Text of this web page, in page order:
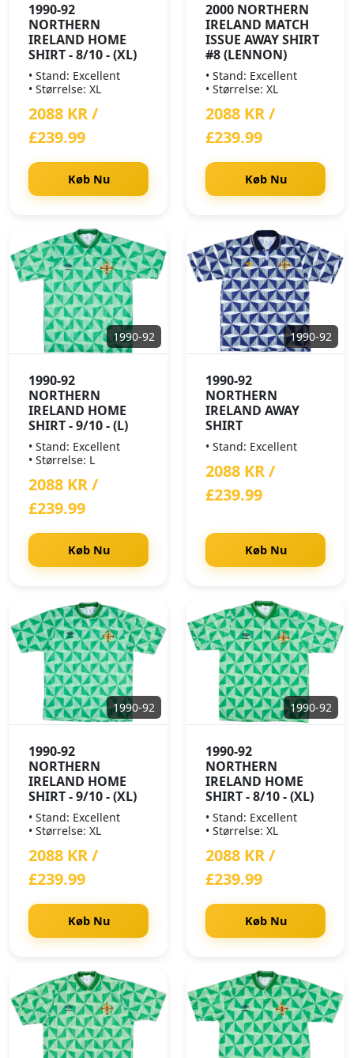
1990-92
NORTHERN
IRELAND HOME
SHIRT - 8/10 - (XL)
• Stand: Excellent
• Størrelse: XL
2088 KR /
£239.99
Køb Nu
2000 NORTHERN
IRELAND MATCH
ISSUE AWAY SHIRT
#8 (LENNON)
• Stand: Excellent
• Størrelse: XL
2088 KR /
£239.99
Køb Nu
1990-92
1990-92
NORTHERN
IRELAND HOME
SHIRT - 9/10 - (L)
• Stand: Excellent
• Størrelse: L
2088 KR /
£239.99
Køb Nu
1990-92
1990-92
NORTHERN
IRELAND AWAY
SHIRT
• Stand: Excellent
2088 KR /
£239.99
Køb Nu
1990-92
1990-92
NORTHERN
IRELAND HOME
SHIRT - 9/10 - (XL)
• Stand: Excellent
• Størrelse: XL
2088 KR /
£239.99
Køb Nu
1990-92
1990-92
NORTHERN
IRELAND HOME
SHIRT - 8/10 - (XL)
• Stand: Excellent
• Størrelse: XL
2088 KR /
£239.99
Køb Nu